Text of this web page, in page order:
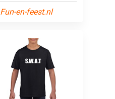
Fun-en-feest.nl